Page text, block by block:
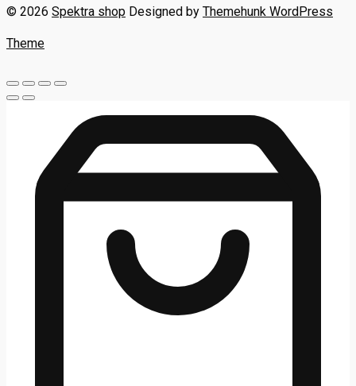
© 2026 Spektra shop Designed by Themehunk WordPress
Theme